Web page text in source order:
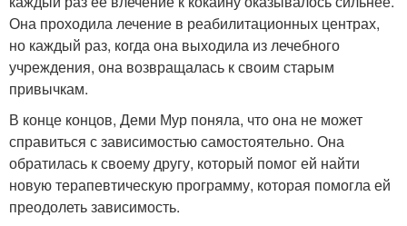
Она проходила лечение в реабилитационных центрах,
но каждый раз, когда она выходила из лечебного
учреждения, она возвращалась к своим старым
привычкам.
В конце концов, Деми Мур поняла, что она не может
справиться с зависимостью самостоятельно. Она
обратилась к своему другу, который помог ей найти
новую терапевтическую программу, которая помогла ей
преодолеть зависимость.